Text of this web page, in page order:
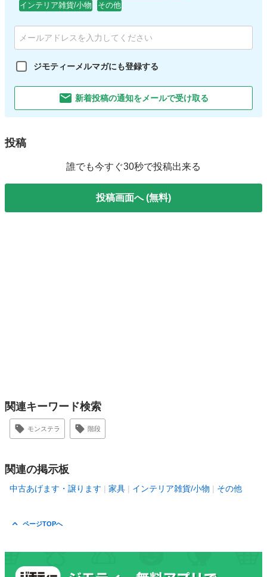
インテリア雑貨/小物
その他
ジモティーメルマガにも登録する
新着投稿の通知をメールで受け取る
投稿
誰でも今すぐ30秒で投稿出来る
投稿画面へ (無料)
関連キーワード検索
モンステラ 階段
関連の掲示板
中古あげます・譲ります 家具 インテリア雑貨/小物 その他
ページTOPへ